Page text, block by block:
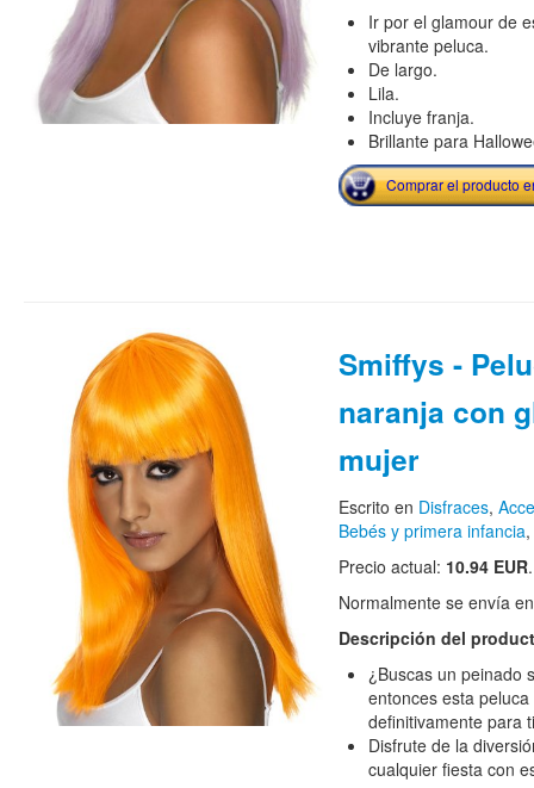
Ir por el glamour de
vibrante peluca.
De largo.
Lila.
Incluye franja.
Brillante para
Comprar el producto
Smiffys -
naranja con
mujer
Escrito en Disfraces,
Bebés y primera infancia,
Precio actual: 10.94 EUR.
Normalmente se envía
Descripción del
¿Buscas un peinado
entonces esta
definitivamente para ti
Disfrute de la
cualquier fiesta con